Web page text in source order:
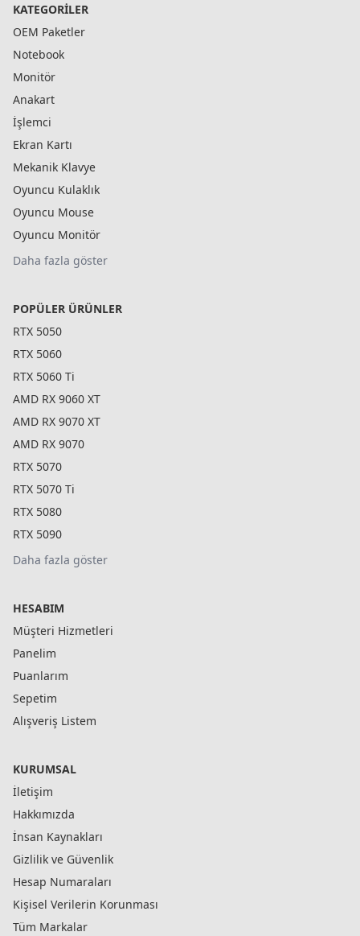
KATEGORILER
OEM Paketler
Notebook
Monitör
Anakart
İşlemci
Ekran Kartı
Mekanik Klavye
Oyuncu Kulaklık
Oyuncu Mouse
Oyuncu Monitör
Daha fazla göster
POPÜLER ÜRÜNLER
RTX 5050
RTX 5060
RTX 5060 Ti
AMD RX 9060 XT
AMD RX 9070 XT
AMD RX 9070
RTX 5070
RTX 5070 Ti
RTX 5080
RTX 5090
Daha fazla göster
HESABIM
Müşteri Hizmetleri
Panelim
Puanlarım
Sepetim
Alışveriş Listem
KURUMSAL
İletişim
Hakkımızda
İnsan Kaynakları
Gizlilik ve Güvenlik
Hesap Numaraları
Kişisel Verilerin Korunması
Tüm Markalar